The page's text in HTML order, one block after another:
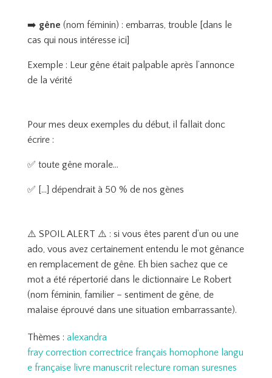
➡️ gêne (nom féminin) : embarras, trouble [dans le
cas qui nous intéresse ici]
Exemple : Leur gêne était palpable après l’annonce
de la vérité
Pour mes deux exemples du début, il fallait donc
écrire :
✅ toute gêne morale…
✅ […] dépendrait à 50 % de nos gènes
⚠️ SPOIL ALERT ⚠️ : si vous êtes parent d’un ou une
ado, vous avez certainement entendu le mot gênance
en remplacement de gêne. Eh bien sachez que ce
mot a été répertorié dans le dictionnaire Le Robert
(nom féminin, familier – sentiment de gêne, de
malaise éprouvé dans une situation embarrassante).
Thèmes : alexandra
fray correction correctrice français homophone langu
e française livre manuscrit relecture roman suresnes